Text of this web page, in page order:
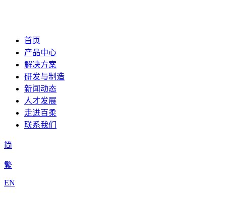
首页
产品中心
解决方案
研发与制造
新闻动态
人才发展
走进百柔
联系我们
简
繁
EN